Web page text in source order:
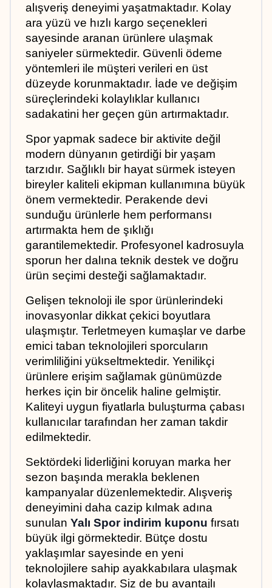
alışveriş deneyimi yaşatmaktadır. Kolay
ara yüzü ve hızlı kargo seçenekleri
sayesinde aranan ürünlere ulaşmak
saniyeler sürmektedir. Güvenli ödeme
yöntemleri ile müşteri verileri en üst
düzeyde korunmaktadır. İade ve değişim
süreçlerindeki kolaylıklar kullanıcı
sadakatini her geçen gün artırmaktadır.
Spor yapmak sadece bir aktivite değil
modern dünyanın getirdiği bir yaşam
tarzıdır. Sağlıklı bir hayat sürmek isteyen
bireyler kaliteli ekipman kullanımına büyük
önem vermektedir. Perakende devi
sunduğu ürünlerle hem performansı
artırmakta hem de şıklığı
garantilemektedir. Profesyonel kadrosuyla
sporun her dalına teknik destek ve doğru
ürün seçimi desteği sağlamaktadır.
Gelişen teknoloji ile spor ürünlerindeki
inovasyonlar dikkat çekici boyutlara
ulaşmıştır. Terletmeyen kumaşlar ve darbe
emici taban teknolojileri sporcuların
verimliliğini yükseltmektedir. Yenilikçi
ürünlere erişim sağlamak günümüzde
herkes için bir öncelik haline gelmiştir.
Kaliteyi uygun fiyatlarla buluşturma çabası
kullanıcılar tarafından her zaman takdir
edilmektedir.
Sektördeki liderliğini koruyan marka her
sezon başında merakla beklenen
kampanyalar düzenlemektedir. Alışveriş
deneyimini daha cazip kılmak adına
sunulan Yalı Spor indirim kuponu fırsatı
büyük ilgi görmektedir. Bütçe dostu
yaklaşımlar sayesinde en yeni
teknolojilere sahip ayakkabılara ulaşmak
kolaylaşmaktadır. Siz de bu avantajlı